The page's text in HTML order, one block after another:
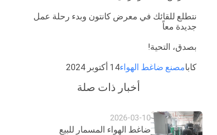
نتطلع للقائك في معرض كانتون وبدء رحلة عمل
جديدة معاً
بصدق، التحية!
كابامصنع ضاغط الهواء14 أكتوبر 2024
أخبار ذات صلة
2026-03-10
ضاغط الهواء المسمار للبيع